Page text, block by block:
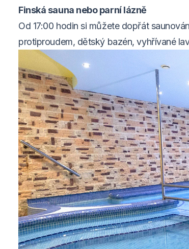
Finská sauna nebo parní lázně
Od 17:00 hodin si můžete dopřát
protiproudem, dětský bazén, vyhřívané